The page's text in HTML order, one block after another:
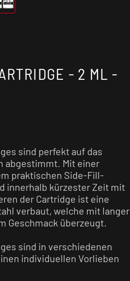
- 2 ML -
sind perfekt auf das
abgestimmt. Mit einer
praktischen Side-Fill-
innerhalb kürzester Zeit mit
der Cartridge ist eine
verbaut, welche mit langer
Geschmack überzeugt.
sind in verschiedenen
individuellen Vorlieben